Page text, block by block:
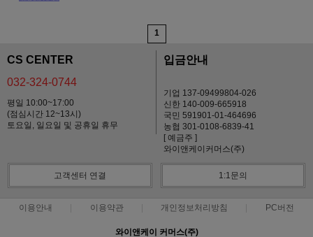
1
CS CENTER
032-324-0744
평일 10:00~17:00
(점심시간 12~13시)
토요일, 일요일 및 공휴일 휴무
입금안내
기업 137-09499804-026
신한 140-009-665918
국민 591901-01-464696
농협 301-0108-6839-41
[ 예금주 ]
와이앤케이커머스(주)
고객센터 연결 1:1문의
이용안내 이용약관 개인정보처리방침 PC버전
와이앤케이 커머스(주)